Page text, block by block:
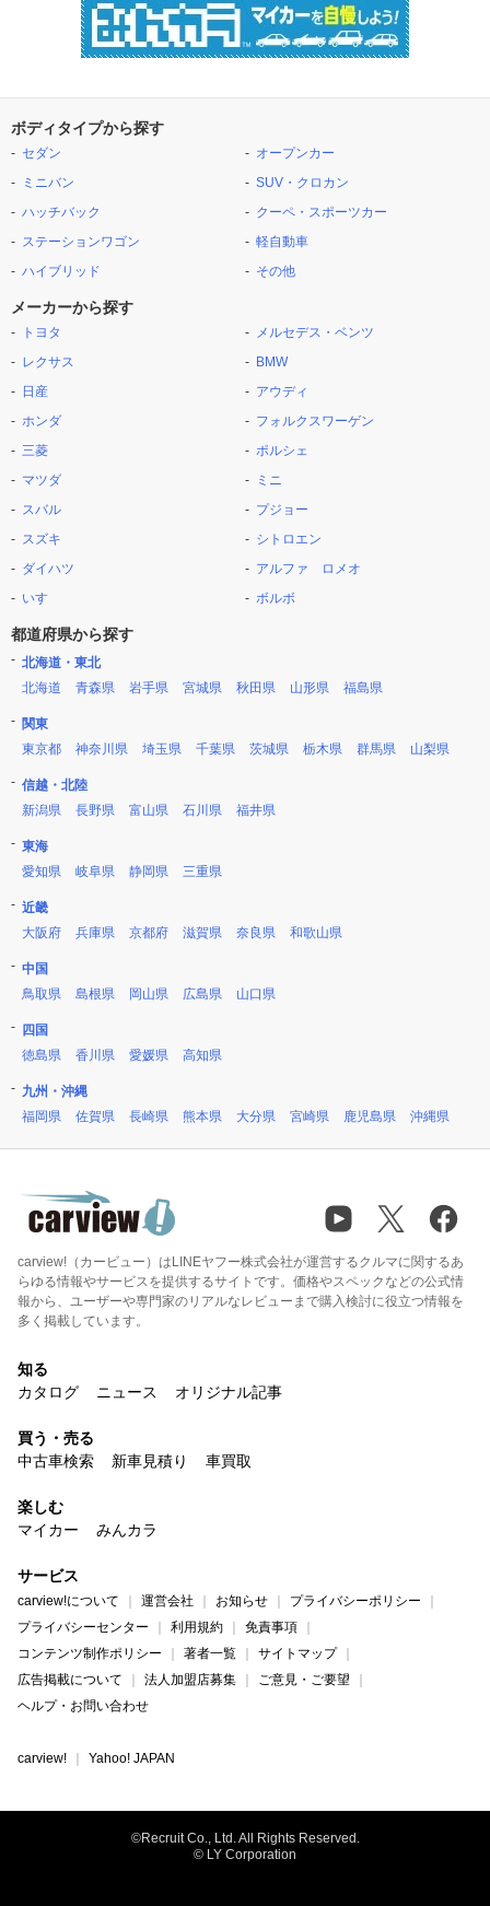
ボディタイプから探す
セダン
ミニバン
ハッチバック
ステーションワゴン
ハイブリッド
オープンカー
SUV・クロカン
クーペ・スポーツカー
軽自動車
その他
メーカーから探す
トヨタ
レクサス
日産
ホンダ
三菱
マツダ
スバル
スズキ
ダイハツ
いすゞ
メルセデス・ベンツ
BMW
アウディ
フォルクスワーゲン
ポルシェ
ミニ
プジョー
シトロエン
アルファ ロメオ
ボルボ
都道府県から探す
北海道・東北
北海道
青森県 岩手県 宮城県 秋田県 山形県 福島県
関東
東京都
神奈川県 埼玉県 千葉県 茨城県 栃木県 群馬県 山梨県
信越・北陸
新潟県
長野県 富山県 石川県 福井県
東海
愛知県
岐阜県 静岡県 三重県
近畿
大阪府
兵庫県 京都府 滋賀県 奈良県 和歌山県
中国
鳥取県
島根県 岡山県 広島県 山口県
四国
徳島県
香川県 愛媛県 高知県
九州・沖縄
福岡県
佐賀県 長崎県 熊本県 大分県 宮崎県 鹿児島県 沖縄県
carview!（カービュー）はLINEヤフー株式会社が運営するクルマに関するあ
らゆる情報やサービスを提供するサイトです。価格やスペックなどの公式情
報から、ユーザーや専門家のリアルなレビューまで購入検討に役立つ情報を
多く掲載しています。
知る
カタログ
ニュース オリジナル記事
買う・売る
中古車検索
新車見積り 車買取
楽しむ
マイカー
みんカラ
サービス
carview!について 運営会社 お知らせ
プライバシーポリシー
プライバシーセンター
利用規約
免責事項
コンテンツ制作ポリシー
著者一覧
サイトマップ
広告掲載について
法人加盟店募集
ご意見・ご要望
ヘルプ・お問い合わせ
carview! Yahoo! JAPAN
©Recruit Co., Ltd. All Rights Reserved.
© LY Corporation